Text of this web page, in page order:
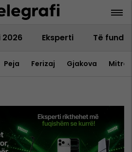
Eksperti Të fundit
Peja Ferizaj Gjakova